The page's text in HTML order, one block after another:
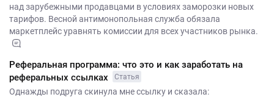
над зарубежными продавцами в условиях заморозки новых
тарифов. Весной антимонопольная служба обязала
маркетплейс уравнять комиссии для всех участников рынка.
Реферальная программа: что это и как заработать на
реферальных ссылках
Статья
Однажды подруга скинула мне ссылку и сказала: